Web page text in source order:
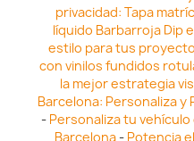
privacidad: Tapa
líquido Barbarroja Dip
estilo para tus
con vinilos fundidos
la mejor estrategia
Barcelona: Personaliza
- Personaliza tu
Barcelona- Potencia